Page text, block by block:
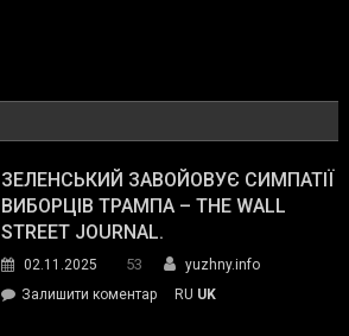
ЗЕЛЕНСЬКИЙ ЗАВОЙОВУЄ СИМПАТІЇ
ВИБОРЦІВ ТРАМПА – THE WALL
STREET JOURNAL.
02.11.2025 53
yuzhny.info
Залишити коментарon
RU UK